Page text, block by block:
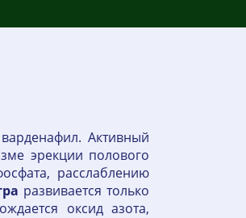
Активный
эрекции полового
расслаблению
развивается только
оксид азота,